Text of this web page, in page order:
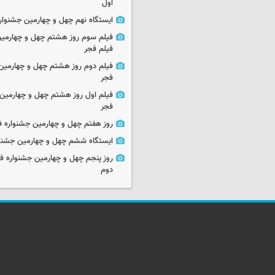
اول
ایستگاه نهم چهل و چهارمین
فیلم سوم روز هشتم چهل و
فیلم فجر
فیلم دوم روز هشتم چهل و
فجر
فیلم اول روز هشتم چهل و
فجر
روز هفتم چهل و چهارمین جشنواره
ایستگاه ششم چهل و چهارمین
روز پنجم چهل و چهارمین جشنواره
دوم